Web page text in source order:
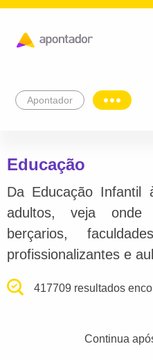
Apontador
Educação
Da Educação Infantil
adultos, veja onde
berçarios,
profissionalizantes e
417709 resultados
Continua